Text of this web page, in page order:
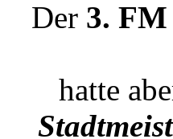
Der 3. FM
hatte